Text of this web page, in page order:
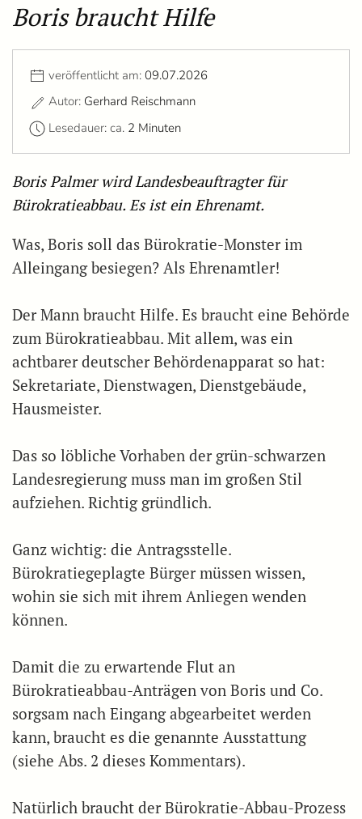
Boris braucht Hilfe
veröffentlicht am: 09.07.2026
Autor: Gerhard Reischmann
Lesedauer: ca. 2 Minuten
Boris Palmer wird Landesbeauftragter für
Bürokratieabbau. Es ist ein Ehrenamt.
Was, Boris soll das Bürokratie-Monster im
Alleingang besiegen? Als Ehrenamtler!
Der Mann braucht Hilfe. Es braucht eine Behörde
zum Bürokratieabbau. Mit allem, was ein
achtbarer deutscher Behördenapparat so hat:
Sekretariate, Dienstwagen, Dienstgebäude,
Hausmeister.
Das so löbliche Vorhaben der grün-schwarzen
Landesregierung muss man im großen Stil
aufziehen. Richtig gründlich.
Ganz wichtig: die Antragsstelle.
Bürokratiegeplagte Bürger müssen wissen,
wohin sie sich mit ihrem Anliegen wenden
können.
Damit die zu erwartende Flut an
Bürokratieabbau-Anträgen von Boris und Co.
sorgsam nach Eingang abgearbeitet werden
kann, braucht es die genannte Ausstattung
(siehe Abs. 2 dieses Kommentars).
Natürlich braucht der Bürokratie-Abbau-Prozess